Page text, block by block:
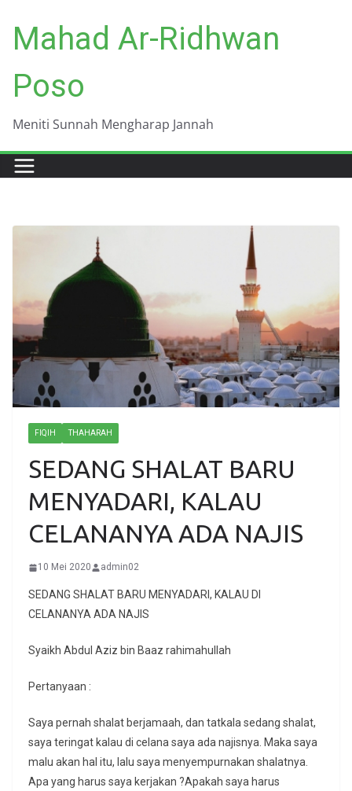
content
Mahad Ar-Ridhwan
Poso
Meniti Sunnah Mengharap Jannah
FIQIH THAHARAH
SEDANG SHALAT BARU
MENYADARI, KALAU
CELANANYA ADA NAJIS
10 Mei 2020 admin02
SEDANG SHALAT BARU MENYADARI, KALAU DI
CELANANYA ADA NAJIS
Syaikh Abdul Aziz bin Baaz rahimahullah
Pertanyaan :
Saya pernah shalat berjamaah, dan tatkala sedang shalat,
saya teringat kalau di celana saya ada najisnya. Maka saya
malu akan hal itu, lalu saya menyempurnakan shalatnya.
Apa yang harus saya kerjakan ?Apakah saya harus